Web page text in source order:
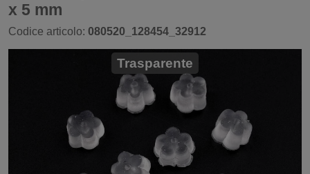
x 5 mm
Codice articolo: 080520_128454_32912
Trasparente